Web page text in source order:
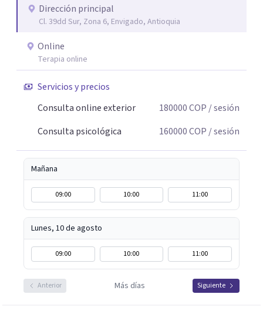
Dirección principal
Cl. 39dd Sur, Zona 6, Envigado, Antioquia
Online
Terapia online
Servicios y precios
Consulta online exterior
180000COP / sesión
Consulta psicológica
160000COP / sesión
Mañana
09:00 10:00 11:00
Lunes, 10 de agosto
09:00 10:00 11:00
Anterior Más días Siguiente